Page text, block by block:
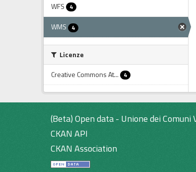
WFS 4
WMS 4
Licenze
Creative Commons At...
4
(Beta) Open data - Unione dei Comuni
CKAN API
CKAN Association